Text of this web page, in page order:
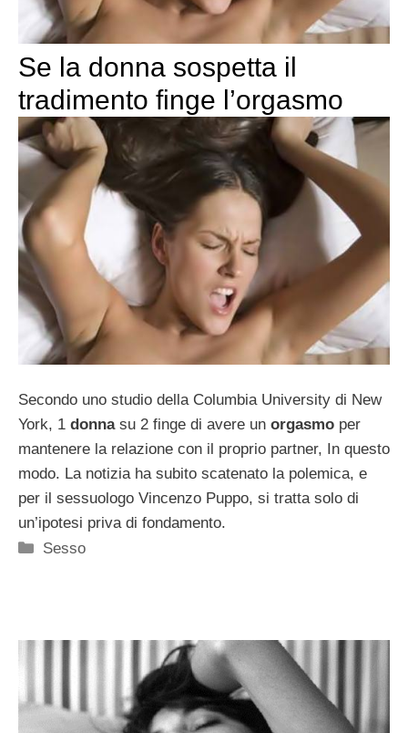
Se la donna sospetta il
tradimento finge l’orgasmo
Secondo uno studio della Columbia University di New
York, 1 donnasu 2 finge di avere un orgasmo per
mantenere la relazione con il proprio partner, In questo
modo. La notizia ha subito scatenato la polemica, e
per il sessuologo Vincenzo Puppo, si tratta solo di
un’ipotesi priva di fondamento.
Categorie
Sesso